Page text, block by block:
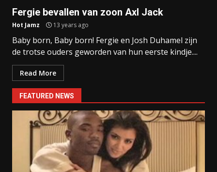
Fergie bevallen van zoon Axl Jack
Hot Jamz 13 years ago
Baby born, Baby born! Fergie en Josh Duhamel zijn
de trotse ouders geworden van hun eerste kindje....
Read More
FEATURED NEWS